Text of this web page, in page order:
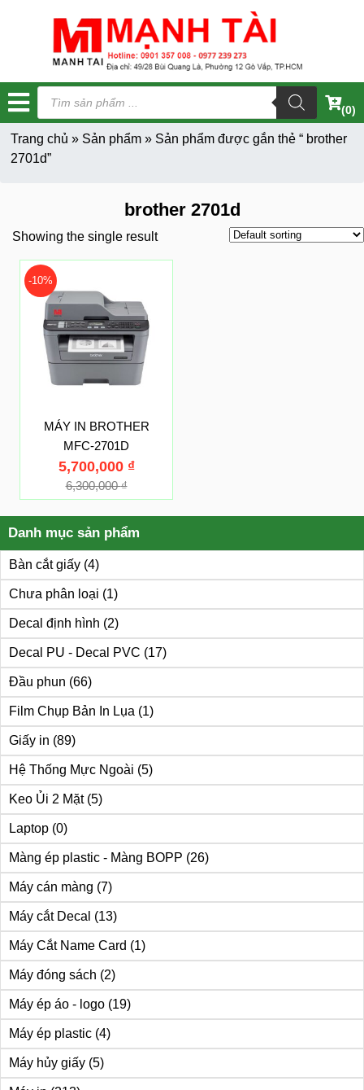
Tìm
kiếm
sản
phẩm
(0)
Trang chủ » Sản phẩm» Sản phẩm được gắn thẻ “ brother
2701d”
brother 2701d
Danh mục sản phẩm
Bàn cắt giấy (4)
Chưa phân loại (1)
Decal định hình (2)
Decal PU - Decal PVC (17)
Đầu phun (66)
Film Chụp Bản In Lụa (1)
Giấy in (89)
Hệ Thống Mực Ngoài (5)
Keo Ủi 2 Mặt (5)
Laptop (0)
Màng ép plastic - Màng BOPP (26)
Máy cán màng (7)
Máy cắt Decal (13)
Máy Cắt Name Card (1)
Máy đóng sách (2)
Máy ép áo - logo (19)
Máy ép plastic (4)
Máy hủy giấy (5)
Showing the single result
-10%
MÁY IN BROTHER
MFC-2701D
6,300,000₫
5,700,000 ₫